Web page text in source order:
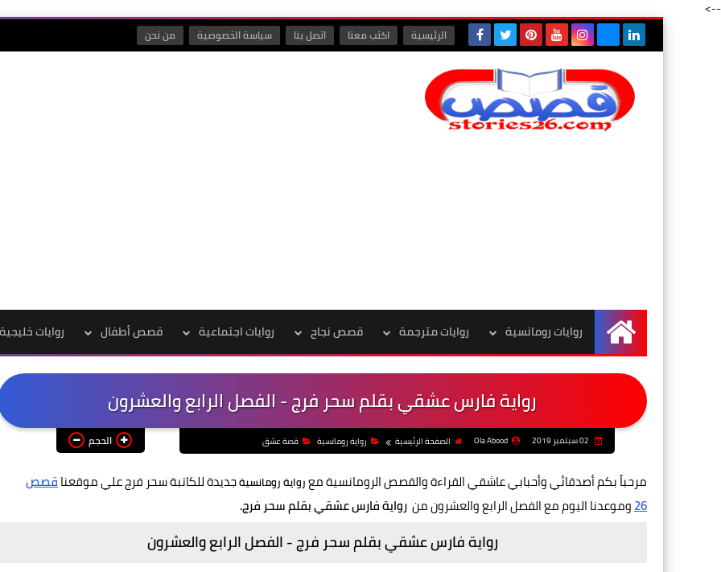
-->
الرئيسية اكتب معنا اتصل بنا سياسة الخصوصية من نحن
الرئيسية
روايات رومانسية روايات مترجمة قصص نجاح روايات اجتماعية قصص أطفال روايات خليجية
رواية فارس عشقي بقلم سحر فرج - الفصل الرابع والعشرون
Ola Abood الصفحة الرئيسية رواية رومانسية قصة عشق الحجم
مرحباً بكم أصدقائي وأحبابي عاشقي القراءة والقصص الرومانسية معرواية رومانسيةجديدة للكاتبة سحر فرج علي موقعناقصص
26وموعدنا اليوم مع الفصل الرابع والعشرون من رواية فارس عشقي بقلم سحر فرج.
رواية فارس عشقي بقلم سحر فرج - الفصل الرابع والعشرون